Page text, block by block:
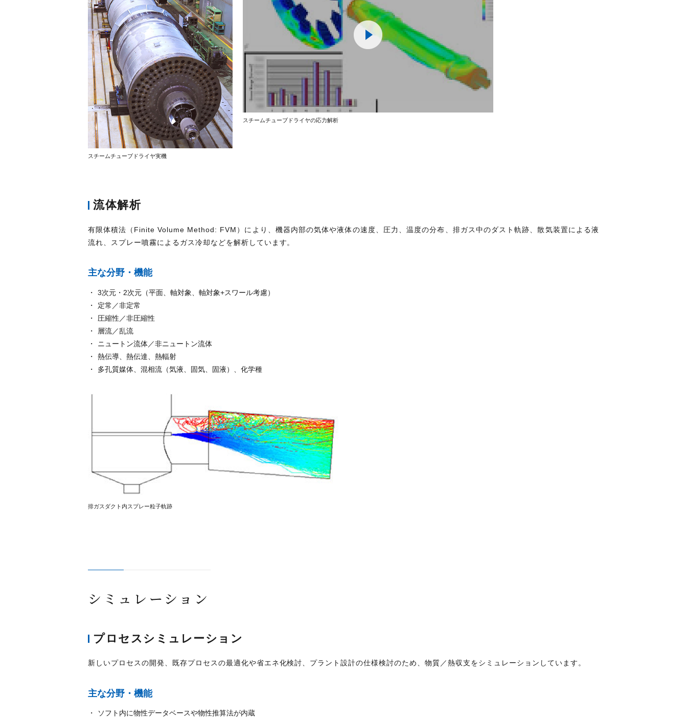
スチームチューブドライヤ実機
スチームチューブドライヤの応力解析
流体解析
有限体積法（Finite Volume Method: FVM）により、機器内部の気体や液体の速度、圧力、温度の分布、排ガス中のダスト軌跡、散気装置による液
流れ、スプレー噴霧によるガス冷却などを解析しています。
主な分野・機能
3次元・2次元（平面、軸対象、軸対象+スワール考慮）
定常／非定常
圧縮性／非圧縮性
層流／乱流
ニュートン流体／非ニュートン流体
熱伝導、熱伝達、熱輻射
多孔質媒体、混相流（気液、固気、固液）、化学種
排ガスダクト内スプレー粒子軌跡
シミュレーション
プロセスシミュレーション
新しいプロセスの開発、既存プロセスの最適化や省エネ化検討、プラント設計の仕様検討のため、物質／熱収支をシミュレーションしています。
主な分野・機能
ソフト内に物性データベースや物性推算法が内蔵